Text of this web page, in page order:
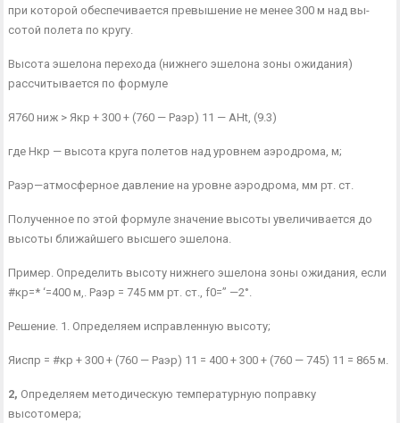
при которой обеспечивается превышение не менее 300 м над вы­
сотой полета по кругу.
Высота эшелона перехода (нижнего эшелона зоны ожидания)
рассчитывается по формуле
Я760 ниж > Якр + 300 + (760 — Раэр) 11 — AHt, (9.3)
где Нкр — высота круга полетов над уровнем аэродрома, м;
Раэр—атмосферное давление на уровне аэродрома, мм рт. ст.
Полученное по этой формуле значение высоты увеличивается до
высоты ближайшего высшего эшелона.
Пример. Определить высоту нижнего эшелона зоны ожидания, если
#кр=* ‘=400 м,. Раэр = 745 мм рт. ст., f0=” —2°.
Решение. 1. Определяем исправленную высоту;
Яиспр = #кр + 300 + (760 — Раэр) 11 = 400 + 300 + (760 — 745) 11 = 865 м.
2, Определяем методическую температурную поправку
высотомера;